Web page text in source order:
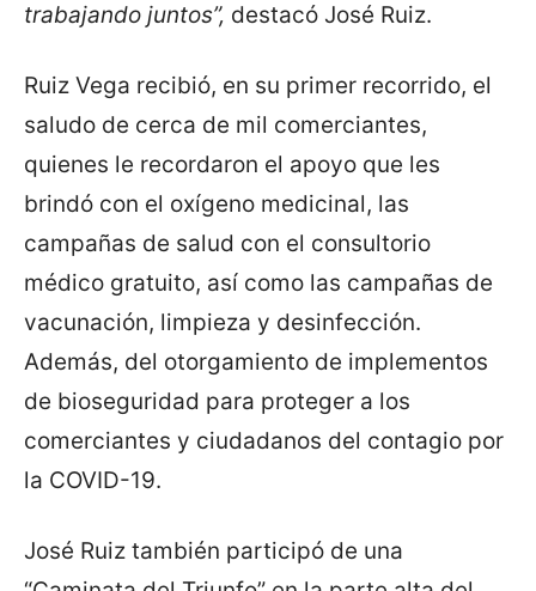
trabajando juntos”, destacó José Ruiz.
Ruiz Vega recibió, en su primer recorrido, el
saludo de cerca de mil comerciantes,
quienes le recordaron el apoyo que les
brindó con el oxígeno medicinal, las
campañas de salud con el consultorio
médico gratuito, así como las campañas de
vacunación, limpieza y desinfección.
Además, del otorgamiento de implementos
de bioseguridad para proteger a los
comerciantes y ciudadanos del contagio por
la COVID-19.
José Ruiz también participó de una